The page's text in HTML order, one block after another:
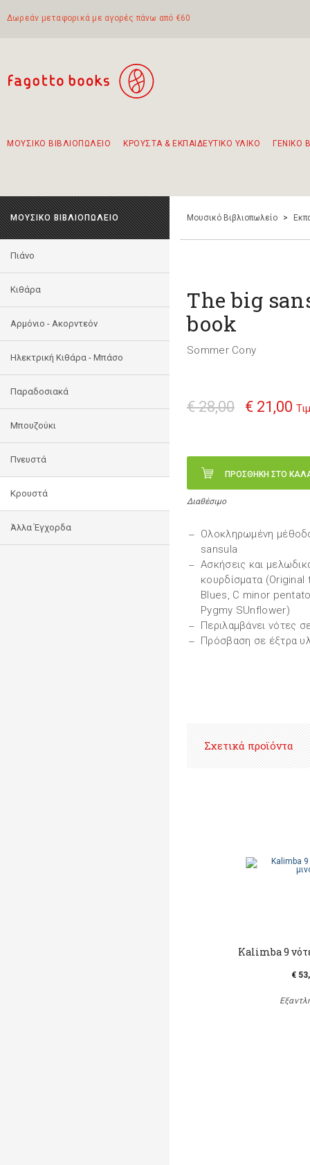
Δωρεάν μεταφορικά με αγορές πάνω από €60
ΜΟΥΣΙΚΟ ΒΙΒΛΙΟΠΩΛΕΙΟ ΚΡΟΥΣΤΑ & ΕΚΠΑΙΔΕΥΤΙΚΟ ΥΛΙΚΟ ΓΕΝΙΚΟ
ΜΟΥΣΙΚΟ ΒΙΒΛΙΟΠΩΛΕΙΟ
Πιάνο
Κιθάρα
Αρμόνιο - Ακορντεόν
Ηλεκτρική Κιθάρα - Μπάσο
Παραδοσιακά
Μπουζούκι
Πνευστά
Κρουστά
Άλλα Έγχορδα
Μουσικό Βιβλιοπωλείο >
The big
book
Sommer Cony
€ 28,00 € 21,00
ΠΡΟΣΘΗΚΗ ΣΤΟ
Διαθέσιμο
Ολοκληρωμένη
sansula
Ασκήσεις και
κουρδίσματα
Blues, C minor
Pygmy SUnflower)
Περιλαμβάνει νότες
Πρόσβαση σε έξτρα
Σχετικά προϊόντα
Kalimba 9
€